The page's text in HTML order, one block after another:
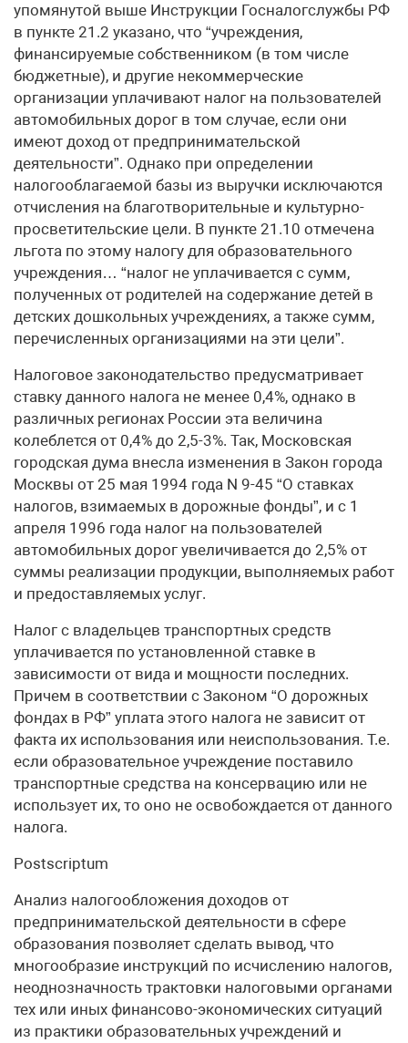
упомянутой выше Инструкции Госналогслужбы РФ
в пункте 21.2 указано, что “учреждения,
финансируемые собственником (в том числе
бюджетные), и другие некоммерческие
организации уплачивают налог на пользователей
автомобильных дорог в том случае, если они
имеют доход от предпринимательской
деятельности”. Однако при определении
налогооблагаемой базы из выручки исключаются
отчисления на благотворительные и культурно-
просветительские цели. В пункте 21.10 отмечена
льгота по этому налогу для образовательного
учреждения… “налог не уплачивается с сумм,
полученных от родителей на содержание детей в
детских дошкольных учреждениях, а также сумм,
перечисленных организациями на эти цели”.
Налоговое законодательство предусматривает
ставку данного налога не менее 0,4%, однако в
различных регионах России эта величина
колеблется от 0,4% до 2,5-3%. Так, Московская
городская дума внесла изменения в Закон города
Москвы от 25 мая 1994 года N 9-45 “О ставках
налогов, взимаемых в дорожные фонды”, и с 1
апреля 1996 года налог на пользователей
автомобильных дорог увеличивается до 2,5% от
суммы реализации продукции, выполняемых работ
и предоставляемых услуг.
Налог с владельцев транспортных средств
уплачивается по установленной ставке в
зависимости от вида и мощности последних.
Причем в соответствии с Законом “О дорожных
фондах в РФ” уплата этого налога не зависит от
факта их использования или неиспользования. Т.е.
если образовательное учреждение поставило
транспортные средства на консервацию или не
использует их, то оно не освобождается от данного
налога.
Postscriptum
Анализ налогообложения доходов от
предпринимательской деятельности в сфере
образования позволяет сделать вывод, что
многообразие инструкций по исчислению налогов,
неоднозначность трактовки налоговыми органами
тех или иных финансово-экономических ситуаций
из практики образовательных учреждений и